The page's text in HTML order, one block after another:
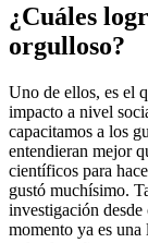
¿Cuáles
orgulloso?
Uno de ellos, es el
impacto a nivel
capacitamos a los
entendieran mejor
científicos para
gustó muchísimo.
investigación desde
momento ya es